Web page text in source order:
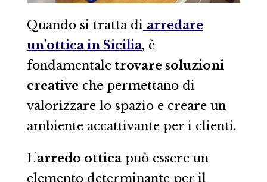
Quando si tratta di arredare
un’ottica in Sicilia, è
fondamentaletrovare soluzioni
creativeche permettano di
valorizzare lo spazio e creare un
ambiente accattivante per i clienti.
L’arredo otticapuò essere un
elemento determinante per il